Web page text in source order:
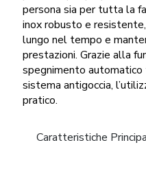
persona sia per tutta la
inox robusto e
lungo nel tempo e
prestazioni. Grazie alla
spegnimento
sistema antigoccia,
pratico.
Caratteristiche